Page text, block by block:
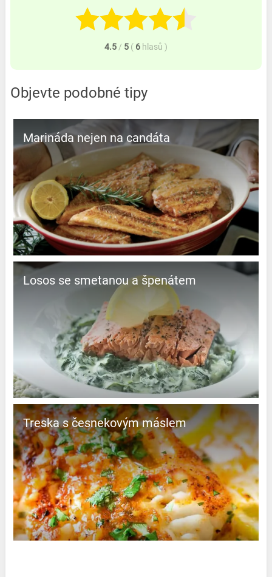
4.5/ 5 ( 6 hlasů )
Objevte podobné tipy
Marináda nejen na candáta
Losos se smetanou a špenátem
Treska s česnekovým máslem